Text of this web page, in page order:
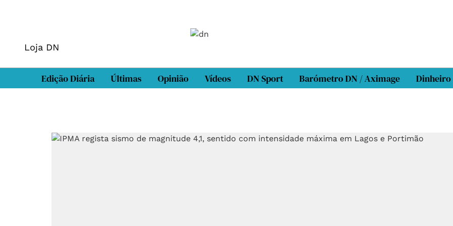
Loja DN
Edição Diária Últimas Opinião Vídeos DN Sport Barómetro DN / Aximage Dinheiro